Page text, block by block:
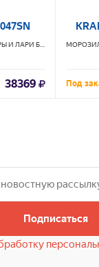
И ЛАРИ БИРЮСА
38369 Под
Подписаться